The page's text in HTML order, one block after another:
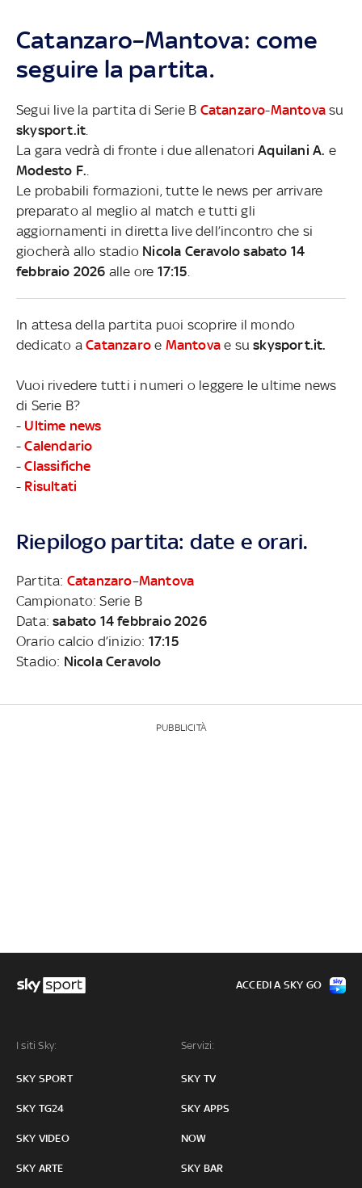
Catanzaro–Mantova: come
seguire la partita.
Segui live la partita di Serie B Catanzaro-Mantova su
skysport.it
La gara vedrà di fronte i due allenatoriAquilani A. e
Modesto F.
Le probabili formazioni, tutte le news per arrivare
preparato al meglio al match e tutti gli
aggiornamenti in diretta live dell’incontro che si
giocherà allo stadio Nicola Ceravolo sabato 14
febbraio 2026 alle ore 17:15
In attesa della partita puoi scoprire il mondo
dedicato aCatanzaro e Mantova e suskysport.it.
Vuoi rivedere tutti i numeri o leggere le ultime news
di Serie B?
- Ultime news
-Calendario
-Classifiche
- Risultati
Riepilogo partita: date e orari.
Partita: Catanzaro–Mantova
Campionato: Serie B
Data:sabato 14 febbraio 2026
Orario calcio d’inizio: 17:15
Stadio: Nicola Ceravolo
PUBBLICITÀ
I siti Sky:
SKY SPORT
SKY TG24
SKY VIDEO
SKY ARTE
Servizi:
SKY TV
SKY APPS
NOW
SKY BAR
ACCEDI A SKY GO